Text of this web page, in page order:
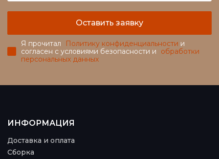
Оставить заявку
Я прочитал Политику конфиденциальности и
согласен с условиями безопасности и
обработки
персональных данных
ИНФОРМАЦИЯ
Доставка и оплата
Сборка